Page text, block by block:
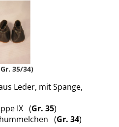
35/34)
Leder, mit Spange,
IX (Gr. 35)
(Gr. 34)